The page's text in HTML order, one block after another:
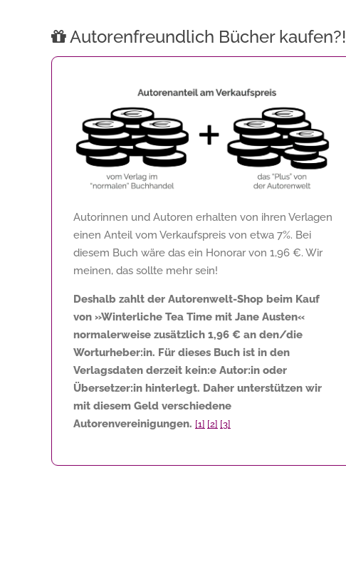
Autorenfreundlich Bücher kaufen?!
Autorinnen und Autoren erhalten von ihren Verlagen
einen Anteil vom Verkaufspreis von etwa 7%. Bei
diesem Buch wäre das ein Honorar von 1,96 €. Wir
meinen, das sollte mehr sein!
Deshalb zahlt der Autorenwelt-Shop beim Kauf
von »Winterliche Tea Time mit Jane Austen«
normalerweise zusätzlich 1,96 € an den/die
Worturheber:in. Für dieses Buch ist in den
Verlagsdaten derzeit kein:e Autor:in oder
Übersetzer:in hinterlegt. Daher unterstützen wir
mit diesem Geld verschiedene
Autorenvereinigungen. [1] [2] [3]